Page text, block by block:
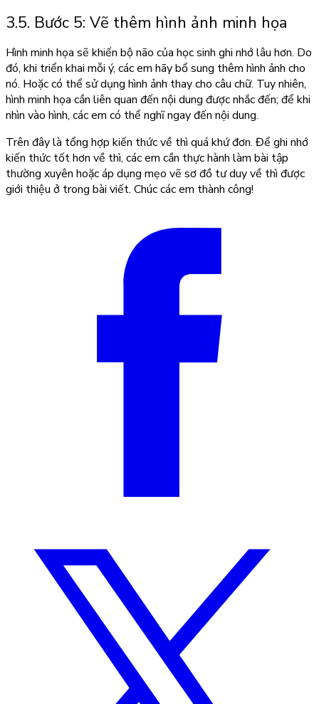
3.5. Bước 5: Vẽ thêm hình ảnh minh họa
Hình minh họa sẽ khiến bộ não của học sinh ghi nhớ lâu hơn. Do
đó, khi triển khai mỗi ý, các em hãy bổ sung thêm hình ảnh cho
nó. Hoặc có thể sử dụng hình ảnh thay cho câu chữ. Tuy nhiên,
hình minh họa cần liên quan đến nội dung được nhắc đến; để khi
nhìn vào hình, các em có thể nghĩ ngay đến nội dung.
Trên đây là tổng hợp kiến thức về thì quá khứ đơn. Để ghi nhớ
kiến thức tốt hơn về thì, các em cần thực hành làm bài tập
thường xuyên hoặc áp dụng mẹo vẽ sơ đồ tư duy về thì được
giới thiệu ở trong bài viết. Chúc các em thành công!